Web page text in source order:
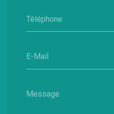
Téléphone
E-Mail
Message